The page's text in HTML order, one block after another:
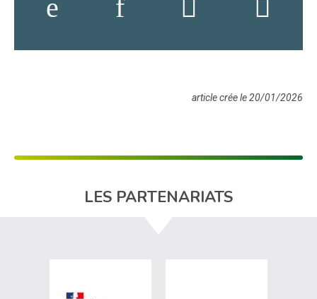
article crée le 20/01/2026
LES PARTENARIATS